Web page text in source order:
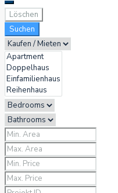
Löschen
Suchen